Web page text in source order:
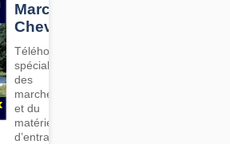
Marcheurs
Chevaux
Téléhorse,
spécialiste
des
marcheurs
et du
matériel
d’entrainement